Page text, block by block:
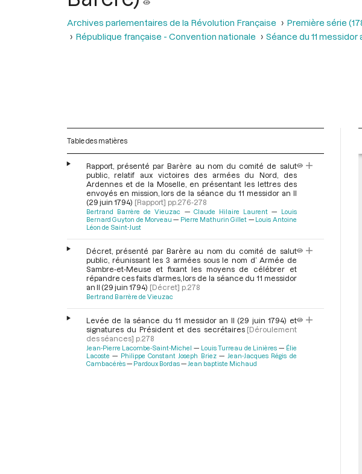
Archives parlementaires de la Révolution Française Première série
République française - Convention nationale
Séance du 11 messidor
Table des matières
Rapport, présenté par Barère au nom du comité de salut
public, relatif aux victoires des armées du Nord, des
Ardennes et de la Moselle, en présentant les lettres des
envoyés en mission, lors de la séance du 11 messidor an II
(29 juin 1794) [Rapport] pp.276-278
Bertrand Barrère de Vieuzac Claude Hilaire Laurent
Louis
Bernard Guyton de Morveau
Pierre Mathurin Gillet
Louis Antoine
Léon de Saint-Just
Décret, présenté par Barère au nom du comité de salut
public, réunissant les 3 armées sous le nom d’ Armée de
Sambre-et-Meuse et fixant les moyens de célébrer et
répandre ces faits d’armes, lors de la séance du 11 messidor
an II (29 juin 1794) [Décret] p.278
Bertrand Barrère de Vieuzac
Levée de la séance du 11 messidor an II (29 juin 1794) et
signatures du Président et des secrétaires [Déroulement
des séances] p.278
Jean-Pierre Lacombe-Saint-Michel Louis Turreau de Linières
Élie
Lacoste
Philippe Constant Joseph Briez
Jean-Jacques Régis de
Cambacérès
Pardoux Bordas Jean baptiste Michaud